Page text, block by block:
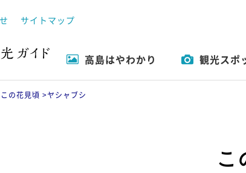
サイトマップ
高島はやわかり
市について
観光スポ
観る
イベント
この花見頃 >ヤシャブシ
こ